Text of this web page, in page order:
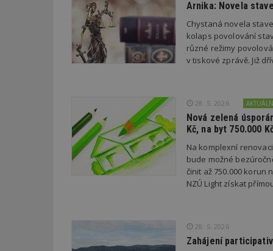
Arnika: Novela
Chystaná novela
kolaps povolování
různé režimy
v tiskové zprávě. Již
28. 5. 2026
Nová zelená
Kč, na byt 750.000
Na komplexní
bude možné
činit až 750.000 korun
NZÚ Light získat
28. 5. 2026
Zahájení
Název
Provider
/
Doména
_gid
Google
LLC
.estav.cz
.estav.cz
Název
CMID
uid
id
test
mobile
Název
Gdyn
ui
cct
Gtest
C
cct
ibbid